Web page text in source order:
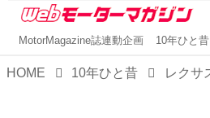
MotorMagazine誌連動企画 10年ひと昔
HOME 10年ひと昔